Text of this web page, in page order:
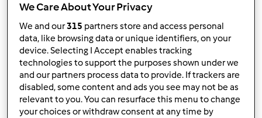
4.7(15)
Nalewka malinowa
przezGość
23 26 Łatwy 0
We Care About Your Privacy
We and our315 partners store and access personal
data, like browsing data or unique identifiers, on your
device. Selecting I Accept enables tracking
technologies to support the purposes shown under we
and our partners process data to provide. If trackers are
disabled, some content and ads you see may not be as
relevant to you. You can resurface this menu to change
your choices or withdraw consent at any time by